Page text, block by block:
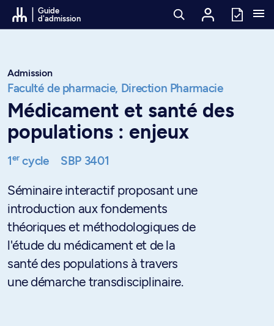
Passer au contenu
Guide
d'admission
Admission
Faculté de pharmacie, Direction Pharmacie
Médicament et santé des
populations : enjeux
1ercycle SBP 3401
Séminaire interactif proposant une
introduction aux fondements
théoriques et méthodologiques de
l'étude du médicament et de la
santé des populations à travers
une démarche transdisciplinaire.